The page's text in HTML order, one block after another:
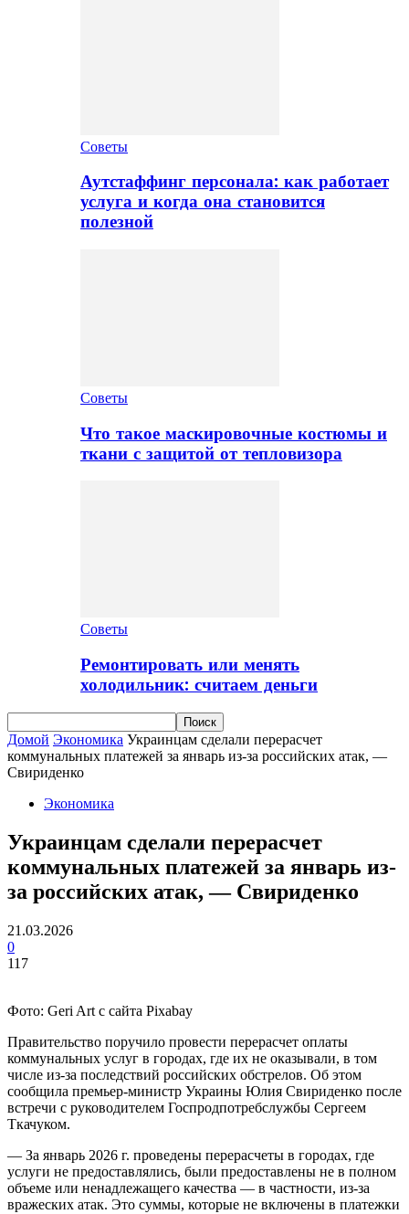
Советы
Аутстаффинг персонала: как работает
услуга и когда она становится
полезной
Советы
Что такое маскировочные костюмы и
ткани с защитой от тепловизора
Советы
Ремонтировать или менять
холодильник: считаем деньги
Домой Экономика Украинцам сделали перерасчет
коммунальных платежей за январь из-за российских атак, —
Свириденко
Экономика
Украинцам сделали перерасчет
коммунальных платежей за январь из-
за российских атак, — Свириденко
21.03.2026
0
117
Фото: Geri Art с сайта Pixabay
Правительство поручило провести перерасчет оплаты
коммунальных услуг в городах, где их не оказывали, в том
числе из-за последствий российских обстрелов. Об этом
сообщила премьер-министр Украины Юлия Свириденко после
встречи с руководителем Госпродпотребслужбы Сергеем
Ткачуком.
— За январь 2026 г. проведены перерасчеты в городах, где
услуги не предоставлялись, были предоставлены не в полном
объеме или ненадлежащего качества — в частности, из-за
вражеских атак. Это суммы, которые не включены в платежки